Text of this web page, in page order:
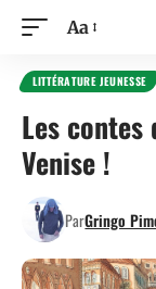
Aa
LITTÉRATURE JEUNESSE
Les contes
Venise !
ParGringo